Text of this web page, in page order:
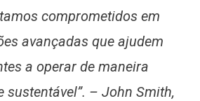
comprometidos em
avançadas que ajudem
a operar de maneira
sustentável”. – John Smith,